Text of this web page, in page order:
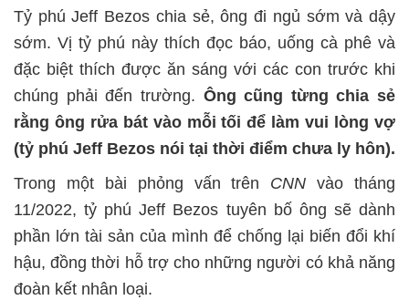
Tỷ phú Jeff Bezos chia sẻ, ông đi ngủ sớm và dậy
sớm. Vị tỷ phú này thích đọc báo, uống cà phê và
đặc biệt thích được ăn sáng với các con trước khi
chúng phải đến trường. Ông cũng từng chia sẻ
rằng ông rửa bát vào mỗi tối để làm vui lòng vợ
(tỷ phú Jeff Bezos nói tại thời điểm chưa ly hôn).
Trong một bài phỏng vấn trên CNNvào tháng
11/2022, tỷ phú Jeff Bezos tuyên bố ông sẽ dành
phần lớn tài sản của mình để chống lại biến đổi khí
hậu, đồng thời hỗ trợ cho những người có khả năng
đoàn kết nhân loại.